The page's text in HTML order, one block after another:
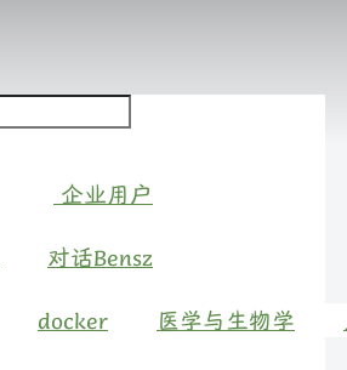
企业用户
对话Bensz
docker 医学与生物学